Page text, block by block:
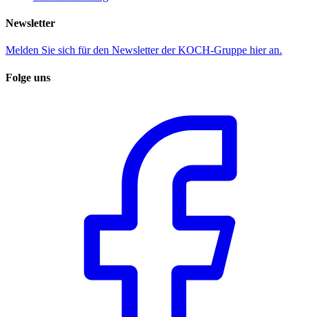
Newsletter
Melden Sie sich für den Newsletter der KOCH-Gruppe hier an.
Folge uns